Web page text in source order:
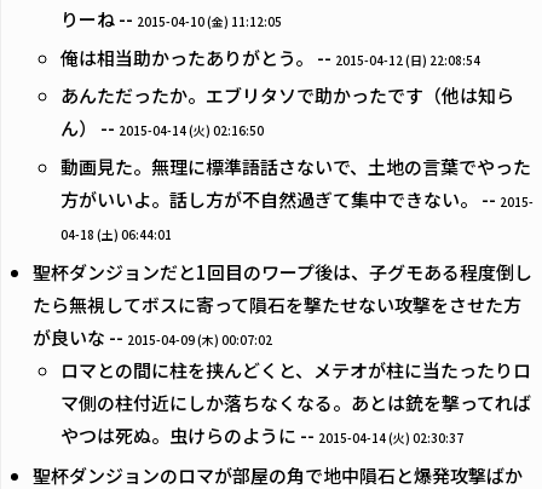
りーね -- 2015-04-10 (金) 11:12:05
俺は相当助かったありがとう。 -- 2015-04-12 (日) 22:08:54
あんただったか。エブリタソで助かったです（他は知ら
ん） -- 2015-04-14 (火) 02:16:50
動画見た。無理に標準語話さないで、土地の言葉でやった
方がいいよ。話し方が不自然過ぎて集中できない。 -- 2015-
04-18 (土) 06:44:01
聖杯ダンジョンだと1回目のワープ後は、子グモある程度倒し
たら無視してボスに寄って隕石を撃たせない攻撃をさせた方
が良いな -- 2015-04-09 (木) 00:07:02
ロマとの間に柱を挟んどくと、メテオが柱に当たったりロ
マ側の柱付近にしか落ちなくなる。あとは銃を撃ってれば
やつは死ぬ。虫けらのように -- 2015-04-14 (火) 02:30:37
聖杯ダンジョンのロマが部屋の角で地中隕石と爆発攻撃ばか